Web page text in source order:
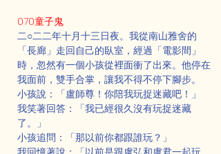
070童子鬼
二○二二年十月十三日夜。我從南山雅舍的
「長廊」走回自己的臥室，經過「電影間」
時，忽然有一個小孩從裡面衝了出來。他停在
我面前，雙手合掌，讓我不得不停下腳步。
小孩說：「盧師尊！你陪我玩捉迷藏吧！」
我笑著回答：「我已經很久沒有玩捉迷藏
了。」
小孩追問：「那以前你都跟誰玩？」